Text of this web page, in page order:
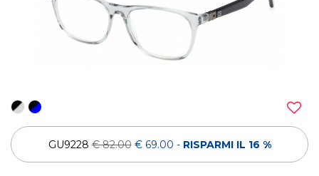
GU9228€ 82.00 € 69.00 - RISPARMI IL 16 %